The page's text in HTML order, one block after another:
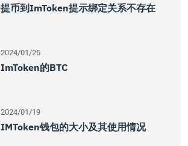
提币到imToken提示绑定关系不存在
2024/01/25
ImToken的BTC
2024/01/19
IMToken钱包的大小及其使用情况